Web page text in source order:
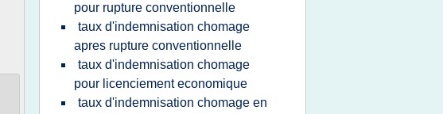
pour rupture conventionnelle
taux d'indemnisation chomage
apres rupture conventionnelle
taux d'indemnisation chomage
pour licenciement economique
taux d'indemnisation chomage en